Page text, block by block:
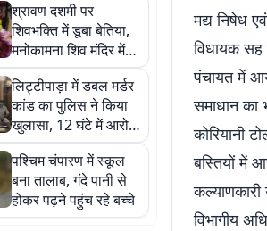
जताया आक्रोश
श्रावण दशमी पर
शिवभक्ति में डूबा बेतिया,
मनोकामना शिव मंदिर में
हुआ भव्य श्रृंगार
लिट्टीपाड़ा में डबल मर्डर
कांड का पुलिस ने किया
खुलासा, 12 घंटे में आरोपी
गिरफ्तार
पश्चिम चंपारण में स्कूल
बना तालाब, गंदे पानी से
होकर पढ़ने पहुंच रहे बच्चे
मद्य निषेध
विधायक सह
पंचायत में
समाधान का
कोरियानी
बस्तियों में
विभागीय